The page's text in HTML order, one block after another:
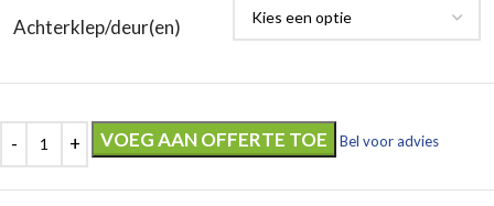
Achterklep/deur(en)
VOEG AAN OFFERTE TOE Bel voor advies